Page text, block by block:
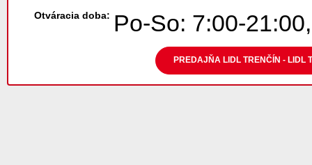
Otváracia doba: Po-So: 7:00-
PREDAJŇA LIDL TRENČÍN - LIDL